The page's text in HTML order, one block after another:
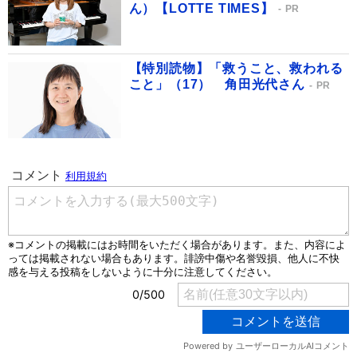
ん）【LOTTE TIMES】
PR
【特別読物】「救うこと、救われる
こと」（17） 角田光代さん
PR